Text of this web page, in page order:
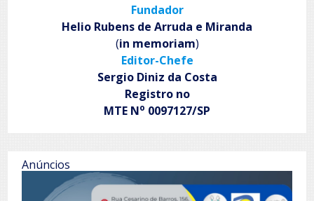
Fundador
Helio Rubens de Arruda e Miranda
(in memoriam)
Editor-Chefe
Sergio Diniz da Costa
Registro no
MTE No 0097127/SP
Anúncios